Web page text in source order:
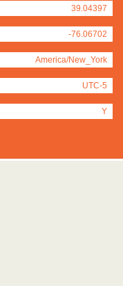
39.04397
-76.06702
America/New_York
UTC-5
Y